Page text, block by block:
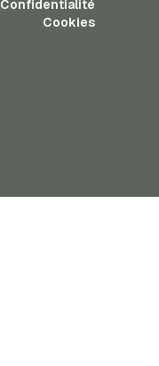
Confidentialité
Cookies